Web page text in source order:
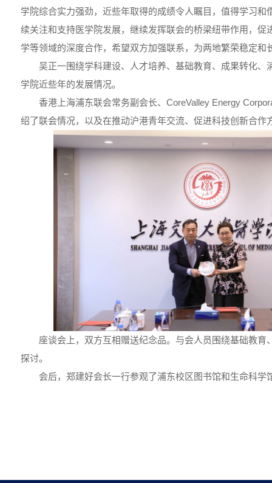
学院综合实力强劲，近些年取得的成绩令人瞩目，值得学习和
续关注和支持医学院发展，继续发挥联会的桥梁纽带作用，促
学等领域的深度合作，希望双方加强联系，为两地繁荣稳定和
吴正一围绕学科建设、人才培养、基础教育、成果转化、
学院近些年的发展情况。
香港上海浦东联会常务副会长、CoreValley Energy
绍了联会情况，以及在推动沪港青年交流、促进科技创新合作
座谈会上，双方互相赠送纪念品。与会人员围绕基础教育
探讨。
会后，郑建好会长一行参观了浦东校区图书馆和生命科学